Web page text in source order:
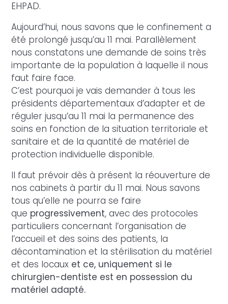
EHPAD.
Aujourd’hui, nous savons que le confinement a
été prolongé jusqu’au 11 mai. Parallèlement
nous constatons une demande de soins très
importante de la population à laquelle il nous
faut faire face.
C’est pourquoi je vais demander à tous les
présidents départementaux d’adapter et de
réguler jusqu’au 11 mai la permanence des
soins en fonction de la situation territoriale et
sanitaire et de la quantité de matériel de
protection individuelle disponible.
Il faut prévoir dès à présent la réouverture de
nos cabinets à partir du 11 mai. Nous savons
tous qu’elle ne pourra se faire
que progressivement, avec des protocoles
particuliers concernant l’organisation de
l’accueil et des soins des patients, la
décontamination et la stérilisation du matériel
et des locaux et ce, uniquement si le
chirurgien-dentiste est en possession du
matériel adapté.